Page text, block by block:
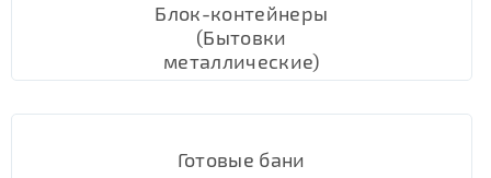
Блок-контейнеры
(Бытовки
металлические)
Готовые бани